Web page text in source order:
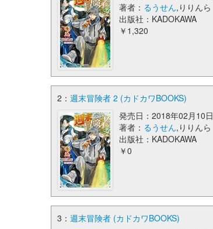
著者： るうせん,りりんら
出版社：KADOKAWA
￥1,320
2： 週末冒険者 2 (カドカワBOOKS)
発売日：2018年02月10日
著者： るうせん,りりんら
出版社：KADOKAWA
￥0
3： 週末冒険者 (カドカワBOOKS)